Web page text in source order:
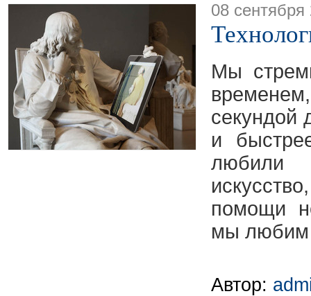
08 сентября
Мы
секундой
и
любили
помощи
мы
Автор: